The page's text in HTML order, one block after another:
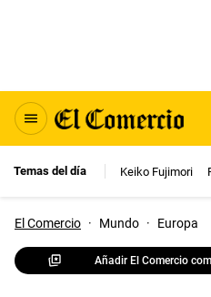
Temas del día Keiko Fujimori
El Comercio · Mundo · Europa
Añadir El Comercio